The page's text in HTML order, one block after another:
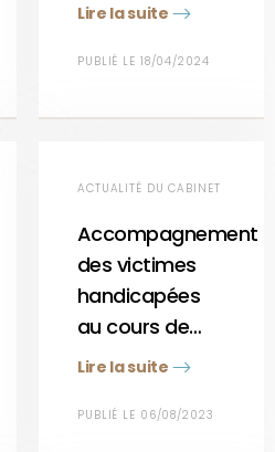
Lire la suite
PUBLIÉ LE 18/04/2024
ACTUALITÉ DU CABINET
Accompagnement
des victimes
handicapées
au cours de…
Lire la suite
PUBLIÉ LE 06/08/2023